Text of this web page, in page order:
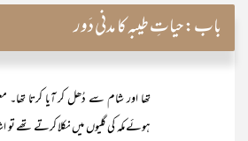
باب:حیاتِ طیبہ کا مدنی دَور
تھا اور شام سے دُھل کر آیا کرتا تھا۔
ہوئے مکہ کی گلیوں میں نکلا کرتے تھے